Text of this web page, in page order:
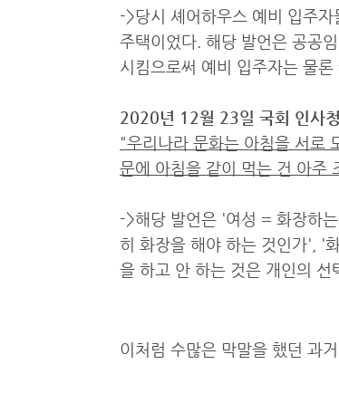
->당시 셰어하우스 예비 입주
주택이었다. 해당 발언은 공공
시킴으로써 예비 입주자는 물
2020년 12월 23일 국회 인사
"우리나라 문화는 아침을 서로
문에 아침을 같이 먹는 건 아주
->해당 발언은 '여성 = 화장하
히 화장을 해야 하는 것인가', '
을 하고 안 하는 것은 개인의
이처럼 수많은 막말을 했던 과